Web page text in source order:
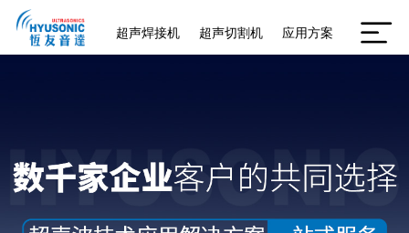
超声焊接机 超声切割机 应用方案